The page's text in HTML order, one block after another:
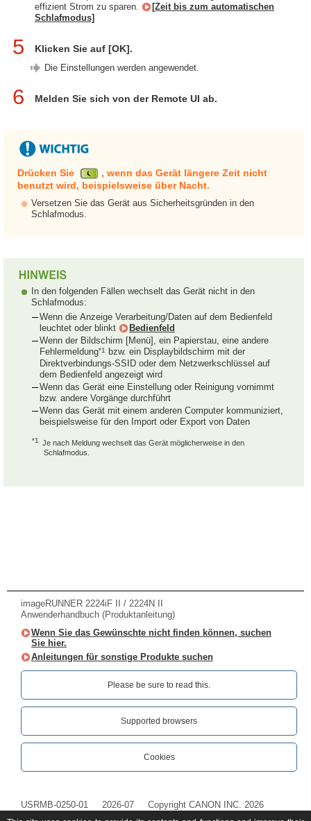
effizient Strom zu sparen.
[Zeit bis zum automatischen
Schlafmodus]
5 Klicken Sie auf [OK].
Die Einstellungen werden angewendet.
6 Melden Sie sich von der Remote UI ab.
Drücken Sie
, wenn das Gerät längere Zeit nicht
benutzt wird, beispielsweise über Nacht.
Versetzen Sie das Gerät aus Sicherheitsgründen in den
Schlafmodus.
In den folgenden Fällen wechselt das Gerät nicht in den
Schlafmodus:
Wenn die Anzeige Verarbeitung/Daten auf dem Bedienfeld
leuchtet oder blinkt
Bedienfeld
Wenn der Bildschirm [Menü], ein Papierstau, eine andere
Fehlermeldung*1
bzw. ein Displaybildschirm mit der
Direktverbindungs-SSID oder dem Netzwerkschlüssel auf
dem Bedienfeld angezeigt wird
Wenn das Gerät eine Einstellung oder Reinigung vornimmt
bzw. andere Vorgänge durchführt
Wenn das Gerät mit einem anderen Computer kommuniziert,
beispielsweise für den Import oder Export von Daten
*1
Je nach Meldung wechselt das Gerät möglicherweise in den
Schlafmodus.
imageRUNNER 2224iF II / 2224N II
Anwenderhandbuch (Produktanleitung)
Wenn Sie das Gewünschte nicht finden können, suchen
Sie hier.
Anleitungen für sonstige Produkte suchen
Please be sure to read this.‎
Supported browsers
Cookies
USRMB-0250-01 2026-07 Copyright CANON INC. 2026